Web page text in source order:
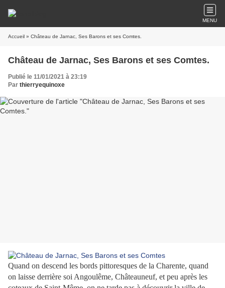
MENU
Accueil » Château de Jarnac, Ses Barons et ses Comtes.
Château de Jarnac, Ses Barons et ses Comtes.
Publié le 11/01/2021 à 23:19
Par thierryequinoxe
Quand on descend les bords pittoresques de la Charente, quand
on laisse derrière soi Angoulême, Châteauneuf, et peu après les